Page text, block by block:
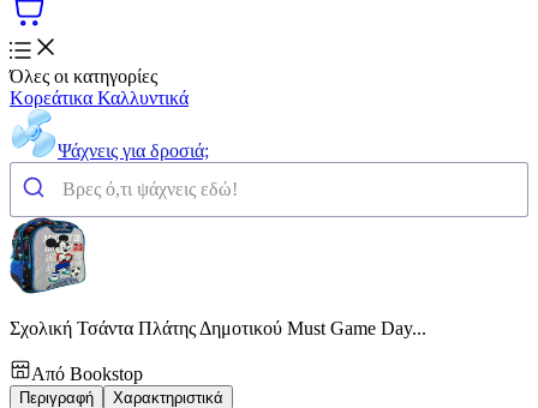
Όλες οι κατηγορίες
Κορεάτικα Καλλυντικά
Ψάχνεις για δροσιά;
Σχολική Τσάντα Πλάτης Δημοτικού Must Game Day...
Από Bookstop
Περιγραφή Χαρακτηριστικά